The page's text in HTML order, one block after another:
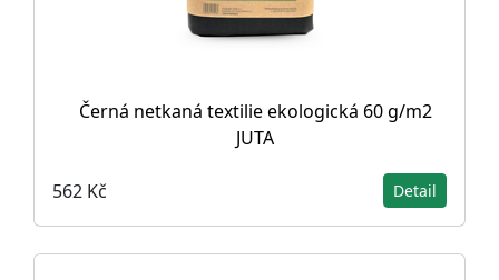
Černá netkaná textilie ekologická 60 g/m2
JUTA
562 Kč Detail